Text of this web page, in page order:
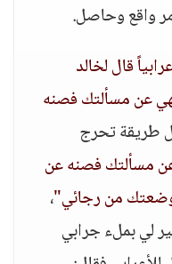
واقع وحاصل.
قال لخالد
عن مسألتك فصنه
طريقة تحرج
مسألتك فصنه عن
من رجائي"،
لي بملء جرابي